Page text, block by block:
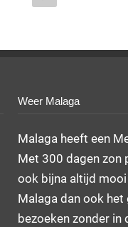
Weer Malaga
Malaga heeft een
Met 300 dagen zon
ook bijna altijd mooi
Malaga dan ook het
bezoeken zonder in